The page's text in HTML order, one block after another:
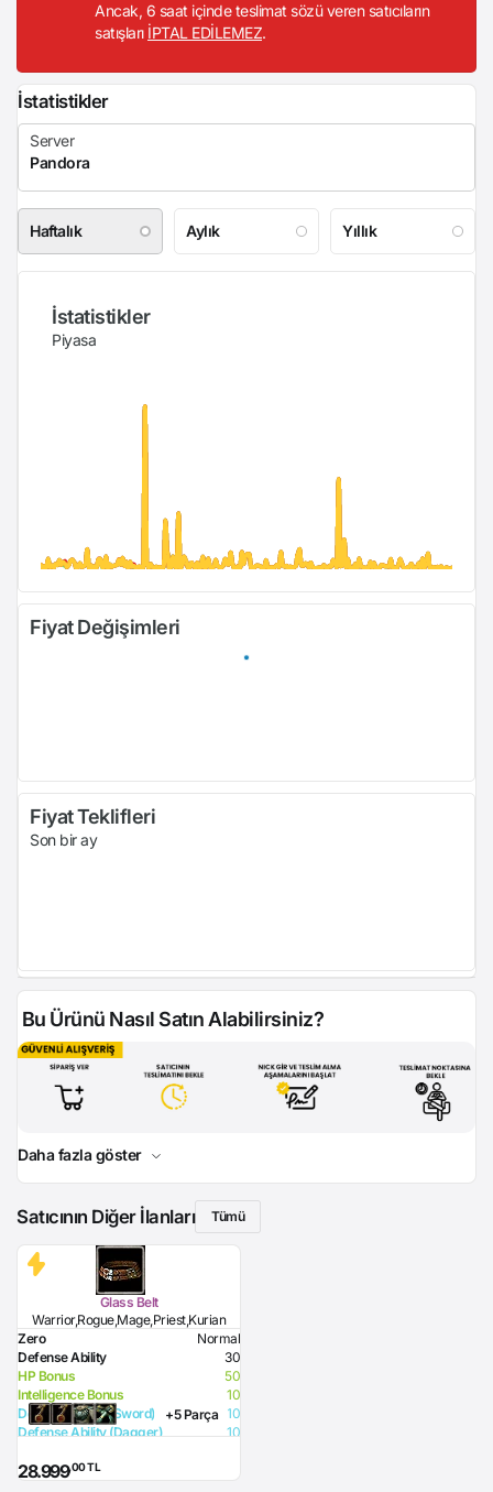
Ancak, 6 saat içinde teslimat sözü veren satıcıların
satışları İPTAL EDİLEMEZ.
İstatistikler
Haftalık Aylık Yıllık
İstatistikler
Piyasa
Fiyat Değişimleri
Fiyat Teklifleri
Son bir ay
Bu Ürünü Nasıl Satın Alabilirsiniz?
Daha fazla göster
Satıcının Diğer İlanları Tümü
Glass Belt
Warrior,Rogue,Mage,Priest,Kurian
Zero
Normal
Defense Ability
30
HP Bonus
50
Intelligence Bonus
10
Defense Ability (Sword)
10
Defense Ability (Dagger)
10
Defense Ability (Club)
+5 Parça
28.999,00 TL